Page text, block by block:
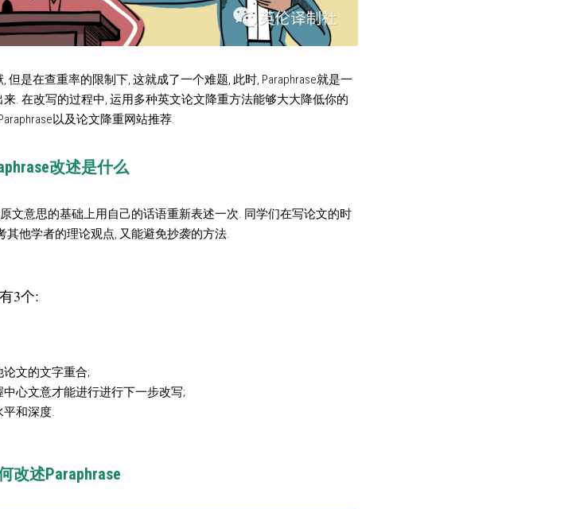
是在查重率的限制下, 这就成了一个难题, 此时, Paraphrase就是一
. 在改写的过程中, 运用多种英文论文降重方法能够大大降低你的
以及论文降重网站推荐.
改述是什么
文意思的基础上用自己的话语重新表述一次. 同学们在写论文的时
其他学者的理论观点, 又能避免抄袭的方法.
3个:
文的文字重合;
心文意才能进行进行下一步改写;
平和深度.
改述Paraphrase